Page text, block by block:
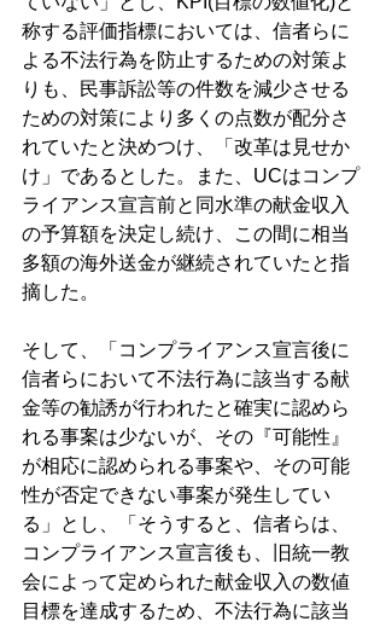
称する評価指標においては、信者らに
よる不法行為を防止するための対策よ
りも、民事訴訟等の件数を減少させる
ための対策により多くの点数が配分さ
れていたと決めつけ、「改革は見せか
け」であるとした。また、UCはコンプ
ライアンス宣言前と同水準の献金収入
の予算額を決定し続け、この間に相当
多額の海外送金が継続されていたと指
摘した。
そして、「コンプライアンス宣言後に
信者らにおいて不法行為に該当する献
金等の勧誘が行われたと確実に認めら
れる事案は少ないが、その『可能性』
が相応に認められる事案や、その可能
性が否定できない事案が発生してい
る」とし、「そうすると、信者らは、
コンプライアンス宣言後も、旧統一教
会によって定められた献金収入の数値
目標を達成するため、不法行為に該当